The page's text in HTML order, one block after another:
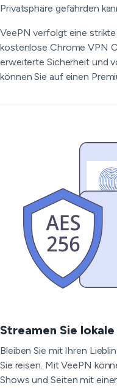
Privatsphäre gefährden
VeePN verfolgt eine
kostenlose Chrome VPN
erweiterte Sicherheit und
können Sie auf einen
Streamen Sie
Bleiben Sie mit Ihren
Sie reisen. Mit VeePN
Shows und Seiten mit